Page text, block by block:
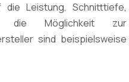
Leistung, Schnitttiefe,
die Möglichkeit zur
sind beispielsweise